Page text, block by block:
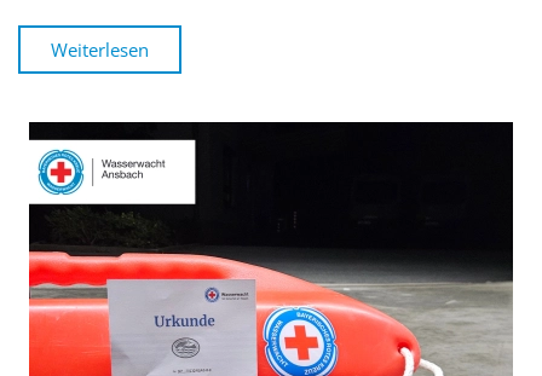
Weiterlesen